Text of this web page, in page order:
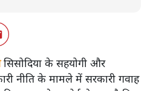
सिसोदिया के सहयोगी और
नीति के मामले में सरकारी गवाह